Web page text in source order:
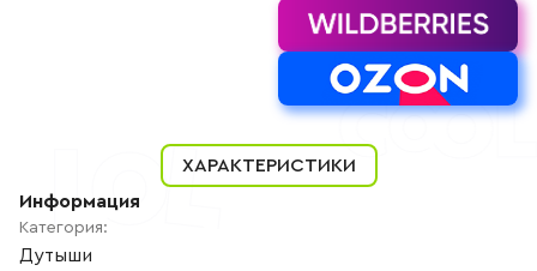
ХАРАКТЕРИСТИКИ
Информация
Категория:
Дутыши